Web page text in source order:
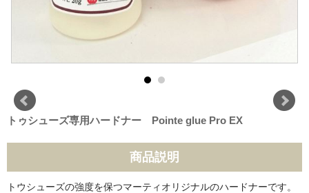
トゥシューズ専用ハードナー Pointe glue Pro EX
商品説明
トウシューズの強度を保つマーティオリジナルのハードナーです。